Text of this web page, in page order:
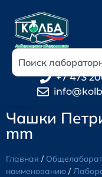
+7 473
Чашки
mm
Главная /
наименованию /